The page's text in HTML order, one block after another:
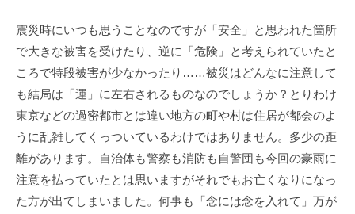
震災時にいつも思うことなのですが「安全」と思われた箇所
で大きな被害を受けたり、逆に「危険」と考えられていたと
ころで特段被害が少なかったり……被災はどんなに注意して
も結局は「運」に左右されるものなのでしょうか？とりわけ
東京などの過密都市とは違い地方の町や村は住居が都会のよ
うに乱雑してくっついているわけではありません。多少の距
離があります。自治体も警察も消防も自警団も今回の豪雨に
注意を払っていたとは思いますがそれでもお亡くなりになっ
た方が出てしまいました。何事も「念には念を入れて」万が